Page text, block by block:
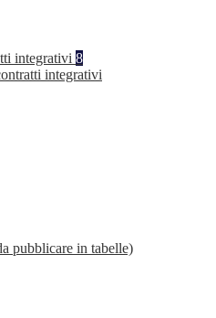
integrativi 8
integrativi
pubblicare in tabelle)